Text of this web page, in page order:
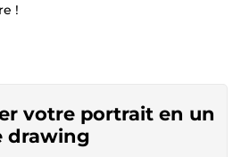
!
votre portrait en un
drawing